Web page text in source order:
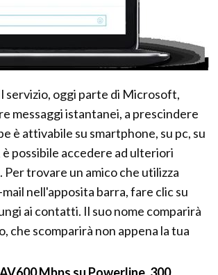
servizio, oggi parte di Microsoft,
messaggi istantanei, a prescindere
è attivabile su smartphone, su pc, su
possibile accedere ad ulteriori
trovare un amico che utilizza
nell'apposita barra, fare clic su
ai contatti. Il suo nome comparirà
scomparirà non appena la tua